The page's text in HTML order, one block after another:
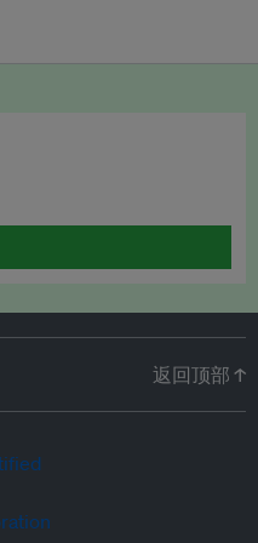
返回顶部 ↑